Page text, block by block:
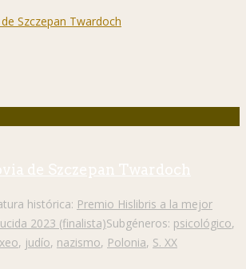
de Szczepan Twardoch
histórica: Premio Hislibris a la mejor
2023 (finalista)Subgéneros: psicológico,
, judío, nazismo, Polonia, S. XX